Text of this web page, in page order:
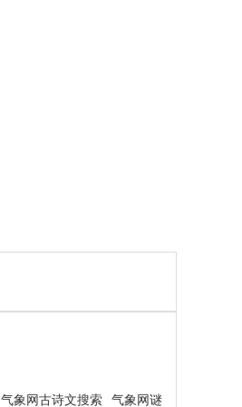
气象网古诗文搜索 气象网谜